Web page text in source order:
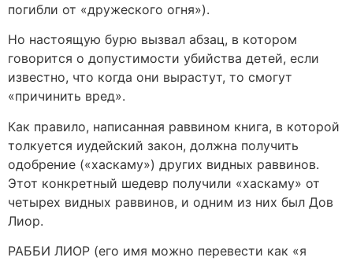
погибли от «дружеского огня»).
Но настоящую бурю вызвал абзац, в котором
говорится о допустимости убийства детей, если
известно, что когда они вырастут, то смогут
«причинить вред».
Как правило, написанная раввином книга, в которой
толкуется иудейский закон, должна получить
одобрение («хаскаму») других видных раввинов.
Этот конкретный шедевр получили «хаскаму» от
четырех видных раввинов, и одним из них был Дов
Лиор.
РАББИ ЛИОР (его имя можно перевести как «я